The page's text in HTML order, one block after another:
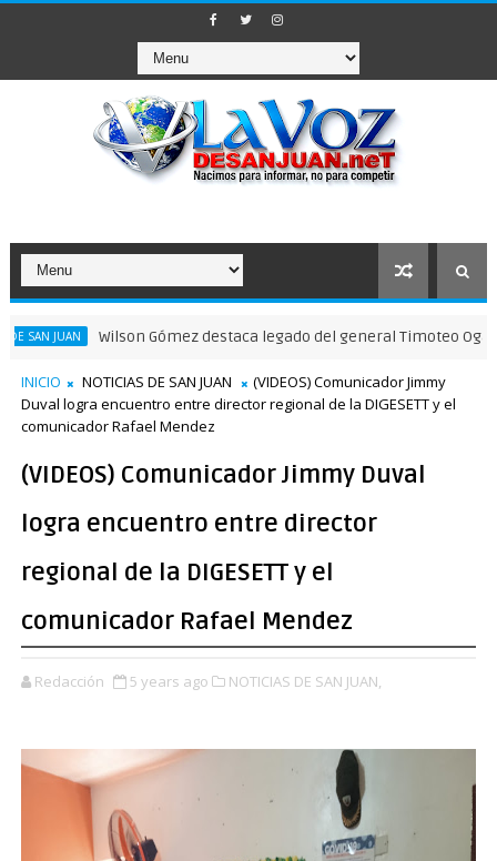
Wilson Gómez destaca legado del general Timoteo Ogando en su
INICIO NOTICIAS DE SAN JUAN
(VIDEOS) Comunicador Jimmy
Duval logra encuentro entre director regional de la DIGESETT y el
comunicador Rafael Mendez
(VIDEOS) Comunicador Jimmy Duval
logra encuentro entre director
regional de la DIGESETT y el
comunicador Rafael Mendez
Redacción 5 years ago NOTICIAS DE SAN JUAN,